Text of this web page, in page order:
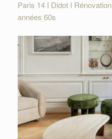
Paris 14 I Didot I
années 60s